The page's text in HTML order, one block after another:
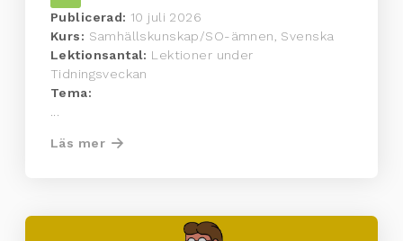
Publicerad: 10 juli 2026
Kurs: Samhällskunskap/SO-ämnen, Svenska
Lektionsantal: Lektioner under
Tidningsveckan
Tema:
Läs mer